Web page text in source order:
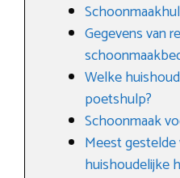
Gegevens van
Welke
poetshulp?
Schoonmaak
Meest
huishoudelijke